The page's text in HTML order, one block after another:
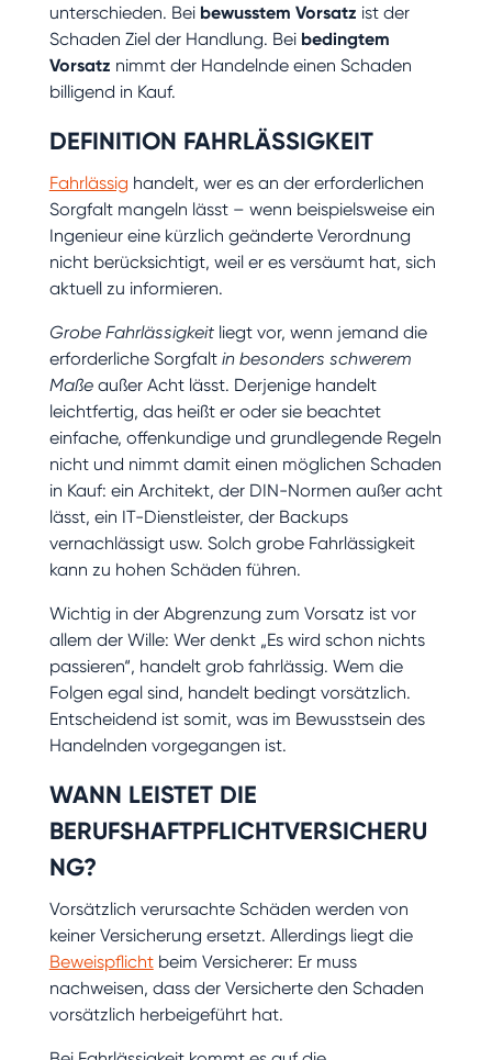
unterschieden. Bei bewusstem Vorsatz ist der
Schaden Ziel der Handlung. Bei bedingtem
Vorsatz nimmt der Handelnde einen Schaden
billigend in Kauf.
DEFINITION FAHRLÄSSIGKEIT
Fahrlässig handelt, wer es an der erforderlichen
Sorgfalt mangeln lässt – wenn beispielsweise ein
Ingenieur eine kürzlich geänderte Verordnung
nicht berücksichtigt, weil er es versäumt hat, sich
aktuell zu informieren.
Grobe Fahrlässigkeitliegt vor, wenn jemand die
erforderliche Sorgfalt in besonders schwerem
Maßeaußer Acht lässt. Derjenige handelt
leichtfertig, das heißt er oder sie beachtet
einfache, offenkundige und grundlegende Regeln
nicht und nimmt damit einen möglichen Schaden
in Kauf: ein Architekt, der DIN-Normen außer acht
lässt, ein IT-Dienstleister, der Backups
vernachlässigt usw. Solch grobe Fahrlässigkeit
kann zu hohen Schäden führen.
Wichtig in der Abgrenzung zum Vorsatz ist vor
allem der Wille: Wer denkt „Es wird schon nichts
passieren“, handelt grob fahrlässig. Wem die
Folgen egal sind, handelt bedingt vorsätzlich.
Entscheidend ist somit, was im Bewusstsein des
Handelnden vorgegangen ist.
WANN LEISTET DIE
BERUFSHAFTPFLICHTVERSICHERU
NG?
Vorsätzlich verursachte Schäden werden von
keiner Versicherung ersetzt. Allerdings liegt die
Beweispflichtbeim Versicherer: Er muss
nachweisen, dass der Versicherte den Schaden
vorsätzlich herbeigeführt hat.